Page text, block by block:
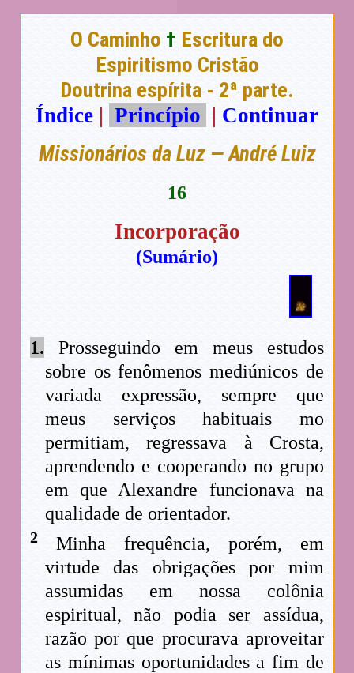
O Caminho † Escritura do
Espiritismo Cristão
Doutrina espírita - 2ª parte.
Índice | Princípio | Continuar
Missionários da Luz — André Luiz
16
Incorporação
(Sumário)
1. Prosseguindo em meus estudos
sobre os fenômenos mediúnicos de
variada expressão, sempre que
meus serviços habituais mo
permitiam, regressava à Crosta,
aprendendo e cooperando no grupo
em que Alexandre funcionava na
qualidade de orientador.
2 Minha frequência, porém, em
virtude das obrigações por mim
assumidas em nossa colônia
espiritual, não podia ser assídua,
razão por que procurava aproveitar
as mínimas oportunidades a fim de